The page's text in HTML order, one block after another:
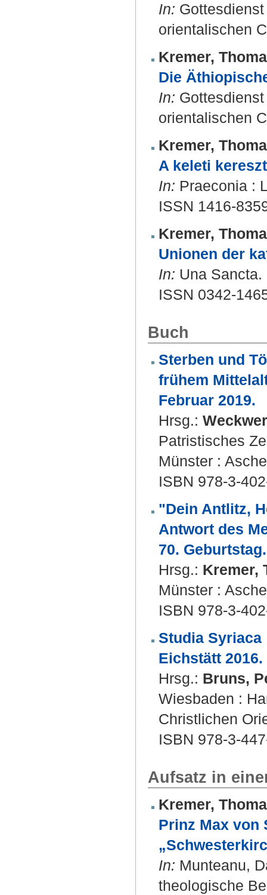
In:
orientalischen
Kremer,
Die
In:
orientalischen
Kremer,
A keleti
In: Praeconia :
ISSN 1416-
Kremer,
Unionen der
In: Una
ISSN 0342-
Buch
Sterben und
frühem
Februar 2019.
Hrsg.:
Patristisches
Münster :
ISBN 978-3-
"Dein Antlitz,
Antwort des
70. Geburtstag.
Hrsg.: Kremer,
Münster :
ISBN 978-3-
Studia Syriaca
Eichstätt 2016.
Hrsg.: Bruns,
Wiesbaden :
Christlichen
ISBN 978-3-
Aufsatz in
Kremer,
Prinz Max von
In: Munteanu,
theologische